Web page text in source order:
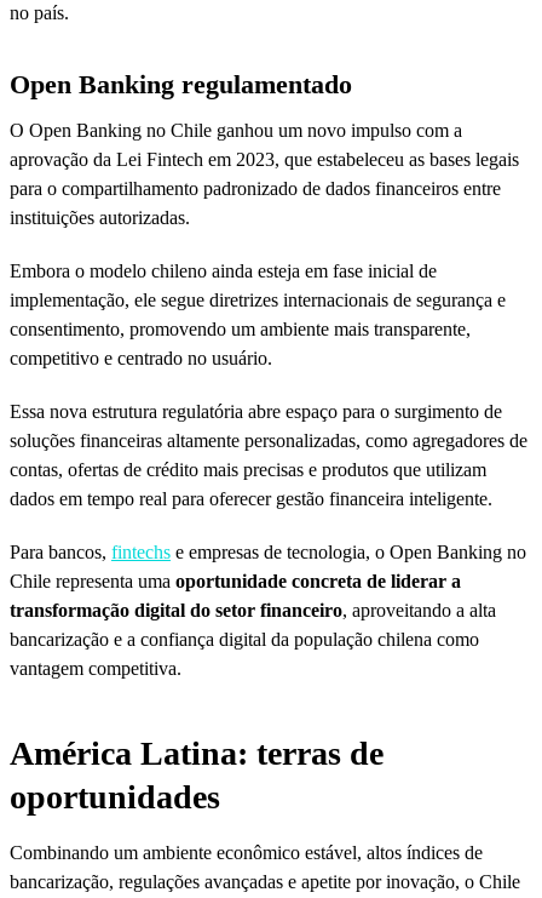
no país.
Open Banking regulamentado
O Open Banking no Chile ganhou um novo impulso com a
aprovação da Lei Fintech em 2023, que estabeleceu as bases legais
para o compartilhamento padronizado de dados financeiros entre
instituições autorizadas.
Embora o modelo chileno ainda esteja em fase inicial de
implementação, ele segue diretrizes internacionais de segurança e
consentimento, promovendo um ambiente mais transparente,
competitivo e centrado no usuário.
Essa nova estrutura regulatória abre espaço para o surgimento de
soluções financeiras altamente personalizadas, como agregadores de
contas, ofertas de crédito mais precisas e produtos que utilizam
dados em tempo real para oferecer gestão financeira inteligente.
Para bancos, fintechs e empresas de tecnologia, o Open Banking no
Chile representa uma oportunidade concreta de liderar a
transformação digital do setor financeiro, aproveitando a alta
bancarização e a confiança digital da população chilena como
vantagem competitiva.
América Latina: terras de
oportunidades
Combinando um ambiente econômico estável, altos índices de
bancarização, regulações avançadas e apetite por inovação, o Chile